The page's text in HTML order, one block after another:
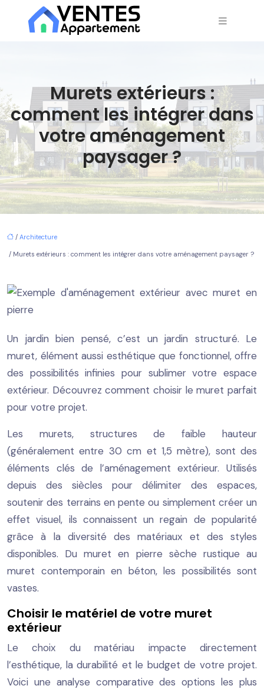
Murets extérieurs :
comment les intégrer dans
votre aménagement
paysager ?
/ Architecture
/ Murets extérieurs : comment les intégrer dans votre aménagement paysager ?
Un jardin bien pensé, c’est un jardin structuré. Le
muret, élément aussi esthétique que fonctionnel, offre
des possibilités infinies pour sublimer votre espace
extérieur. Découvrez comment choisir le muret parfait
pour votre projet.
Les murets, structures de faible hauteur
(généralement entre 30 cm et 1,5 mètre), sont des
éléments clés de l’aménagement extérieur. Utilisés
depuis des siècles pour délimiter des espaces,
soutenir des terrains en pente ou simplement créer un
effet visuel, ils connaissent un regain de popularité
grâce à la diversité des matériaux et des styles
disponibles. Du muret en pierre sèche rustique au
muret contemporain en béton, les possibilités sont
vastes.
Choisir le matériel de votre muret
extérieur
Le choix du matériau impacte directement
l’esthétique, la durabilité et le budget de votre projet.
Voici une analyse comparative des options les plus